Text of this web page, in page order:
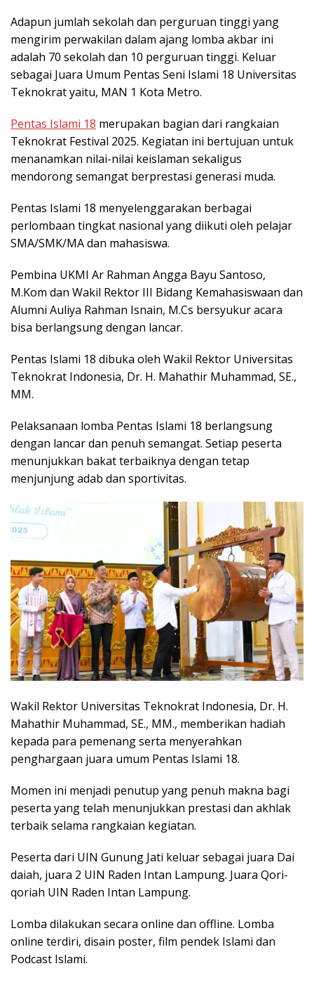
Adapun jumlah sekolah dan perguruan tinggi yang
mengirim perwakilan dalam ajang lomba akbar ini
adalah 70 sekolah dan 10 perguruan tinggi. Keluar
sebagai Juara Umum Pentas Seni Islami 18 Universitas
Teknokrat yaitu, MAN 1 Kota Metro.
Pentas Islami 18 merupakan bagian dari rangkaian
Teknokrat Festival 2025. Kegiatan ini bertujuan untuk
menanamkan nilai-nilai keislaman sekaligus
mendorong semangat berprestasi generasi muda.
Pentas Islami 18 menyelenggarakan berbagai
perlombaan tingkat nasional yang diikuti oleh pelajar
SMA/SMK/MA dan mahasiswa.
Pembina UKMI Ar Rahman Angga Bayu Santoso,
M.Kom dan Wakil Rektor III Bidang Kemahasiswaan dan
Alumni Auliya Rahman Isnain, M.Cs bersyukur acara
bisa berlangsung dengan lancar.
Pentas Islami 18 dibuka oleh Wakil Rektor Universitas
Teknokrat Indonesia, Dr. H. Mahathir Muhammad, SE.,
MM.
Pelaksanaan lomba Pentas Islami 18 berlangsung
dengan lancar dan penuh semangat. Setiap peserta
menunjukkan bakat terbaiknya dengan tetap
menjunjung adab dan sportivitas.
Wakil Rektor Universitas Teknokrat Indonesia, Dr. H.
Mahathir Muhammad, SE., MM., memberikan hadiah
kepada para pemenang serta menyerahkan
penghargaan juara umum Pentas Islami 18.
Momen ini menjadi penutup yang penuh makna bagi
peserta yang telah menunjukkan prestasi dan akhlak
terbaik selama rangkaian kegiatan.
Peserta dari UIN Gunung Jati keluar sebagai juara Dai
daiah, juara 2 UIN Raden Intan Lampung. Juara Qori-
qoriah UIN Raden Intan Lampung.
Lomba dilakukan secara online dan offline. Lomba
online terdiri, disain poster, film pendek Islami dan
Podcast Islami.